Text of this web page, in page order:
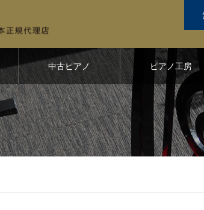
中古ピアノ ピアノ工房